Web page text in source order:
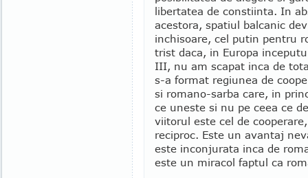
libertatea de constiinta. In
acestora, spatiul balcanic
inchisoare, cel putin pentru
trist daca, in Europa
III, nu am scapat inca de
s-a format regiunea de
si romano-sarba care, in
ce uneste si nu pe ceea ce
viitorul este cel de
reciproc. Este un avantaj
este inconjurata inca de
este un miracol faptul ca